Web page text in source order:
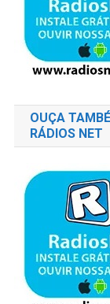
OUÇA
RÁDIOS NET